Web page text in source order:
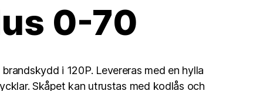
0-70
i 120P. Levereras med en hylla
Skåpet kan utrustas med kodlås och